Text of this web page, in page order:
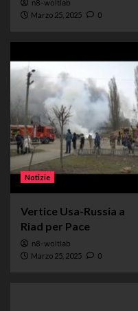
n8-woltlab
Marzo 25, 2025 0
Notizie
Vertice Usa-Russia a
Riad per Pace
n8-woltlab
Marzo 25, 2025 0